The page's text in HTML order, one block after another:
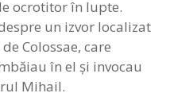
ocrotitor în lupte.
un izvor localizat
Colossae, care
în el şi invocau
Mihail.